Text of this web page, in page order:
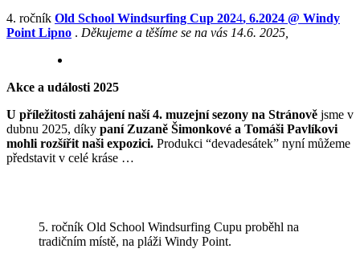
4. ročník Old School Windsurfing Cup 2024, 6.2024 @ Windy
Point Lipno . Děkujeme a těšíme se na vás 14.6. 2025,
Akce a události 2025
U příležitosti zahájení naší 4. muzejní sezony na Stránově jsme v
dubnu 2025, díky paní Zuzaně Šimonkové a Tomáši Pavlíkovi
mohli rozšířit naši expozici. Produkci “devadesátek” nyní můžeme
představit v celé kráse …
5. ročník Old School Windsurfing Cupu proběhl na
tradičním místě, na pláži Windy Point.